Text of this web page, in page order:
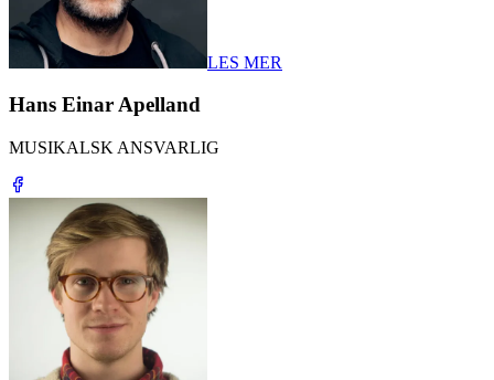
LES MER
Hans Einar Apelland
MUSIKALSK ANSVARLIG